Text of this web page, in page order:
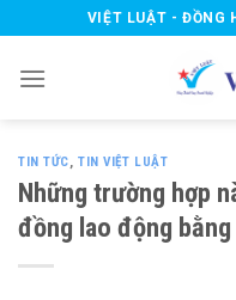
to
content
VIỆT LUẬT - ĐỒNG
TIN TỨC,TIN VIỆT LUẬT
Những trường hợp
đồng lao động